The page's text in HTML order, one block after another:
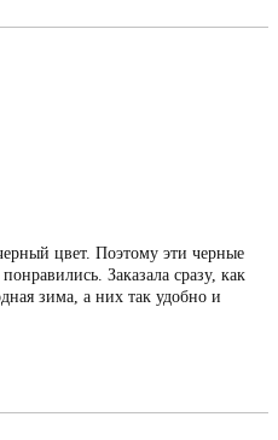
цвет. Поэтому эти черные
Заказала сразу, как
зима, а них так удобно и